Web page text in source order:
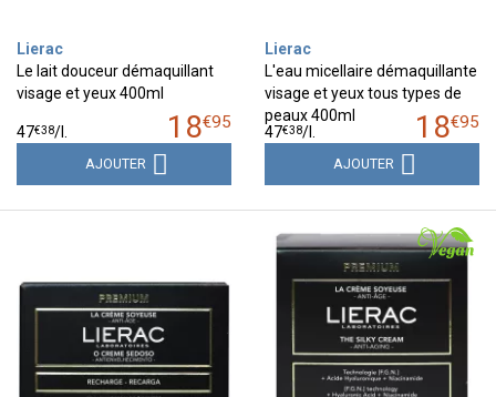
Lierac
Le lait douceur démaquillant
visage et yeux 400ml
18€95
47€38/
AJOUTER
Lierac
L'eau micellaire démaquillante
visage et yeux tous types de
peaux 400ml
18€95
47€38/
AJOUTER